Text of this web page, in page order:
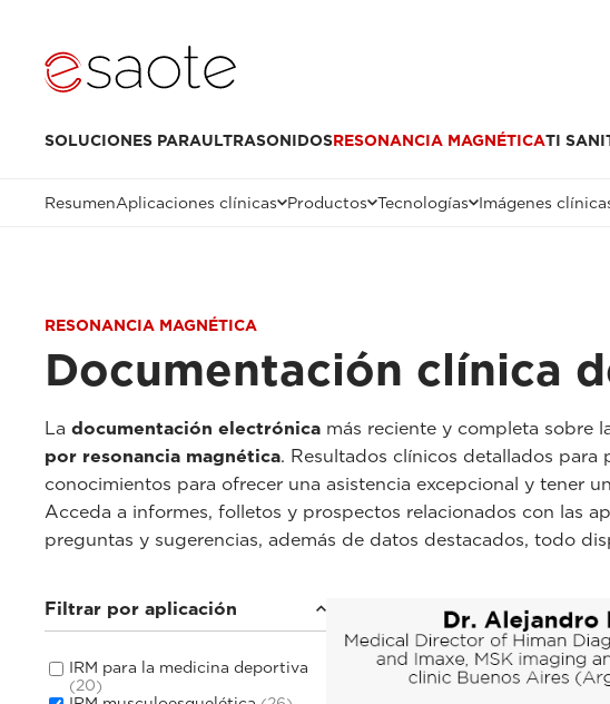
SOLUCIONES PARAULTRASONIDOSRESONANCIA MAGNÉTICATI
ResumenAplicaciones clínicas Productos Tecnologías Imágenes
RESONANCIA MAGNÉTICA
Documentación clínica
La documentación electrónica más reciente y completa sobre
por resonancia magnética. Resultados clínicos detallados
conocimientos para ofrecer una asistencia excepcional y tener
Acceda a informes, folletos y prospectos relacionados con las
preguntas y sugerencias, además de datos destacados, todo
Filtrar por aplicación
IRM para la medicina deportiva
(20)